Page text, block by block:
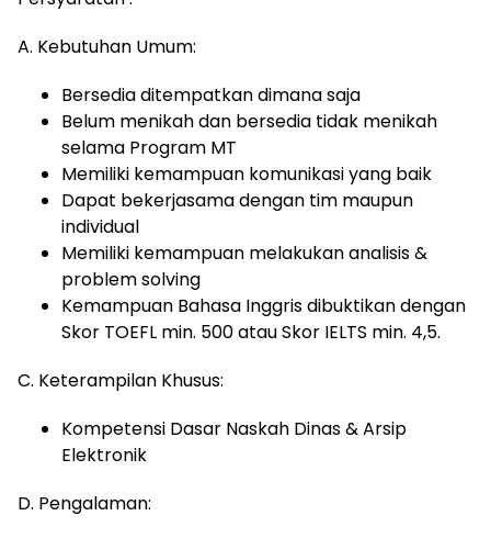
A. Kebutuhan Umum:
Bersedia ditempatkan dimana saja
Belum menikah dan bersedia tidak menikah
selama Program MT
Memiliki kemampuan komunikasi yang baik
Dapat bekerjasama dengan tim maupun
individual
Memiliki kemampuan melakukan analisis &
problem solving
Kemampuan Bahasa Inggris dibuktikan dengan
Skor TOEFL min. 500 atau Skor IELTS min. 4,5.
C. Keterampilan Khusus:
Kompetensi Dasar Naskah Dinas & Arsip
Elektronik
D. Pengalaman: